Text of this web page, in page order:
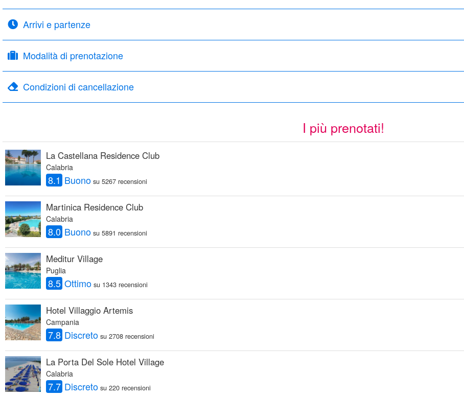
Arrivi e partenze
Modalità di prenotazione
Condizioni di cancellazione
I più prenotati!
La Castellana Residence Club
Calabria
8.1 Buono su 5267 recensioni
Martinica Residence Club
Calabria
8.0 Buono su 5891 recensioni
Meditur Village
Puglia
8.5 Ottimo su 1343 recensioni
Hotel Villaggio Artemis
Campania
7.8 Discreto su 2708 recensioni
La Porta Del Sole Hotel Village
Calabria
7.7 Discreto su 220 recensioni